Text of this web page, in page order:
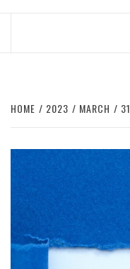
HOME 2023 MARCH 31